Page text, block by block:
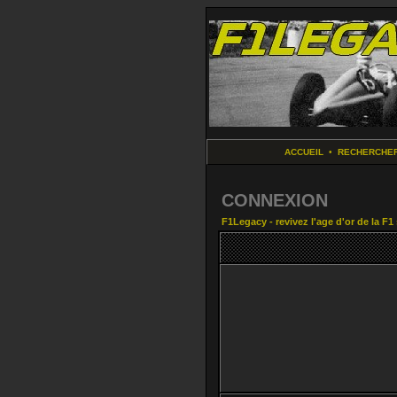
ACCUEIL •
CONNEXION
F1Legacy - revivez l'age d'or de la